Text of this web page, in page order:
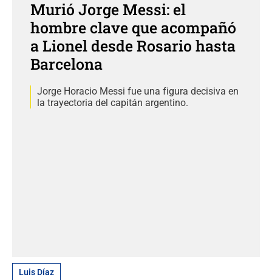
Murió Jorge Messi: el
hombre clave que acompañó
a Lionel desde Rosario hasta
Barcelona
Jorge Horacio Messi fue una figura decisiva en
la trayectoria del capitán argentino.
Luis Díaz